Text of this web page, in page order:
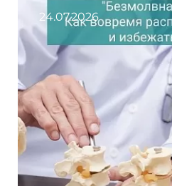
24.07.2026